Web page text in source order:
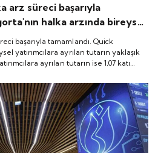
arz süreci başarıyla
halka arzında bireysel
yaklaşık 1,31 katı ve yurt
ayrılan tutarın ise 1,07 katı
6 Ağustos 2026 tarihinde
başarıyla tamamlandı. Quick
yatırımcılara ayrılan tutarın yaklaşık
ayrılan tutarın ise 1,07 katı
görmeye başlayacak.